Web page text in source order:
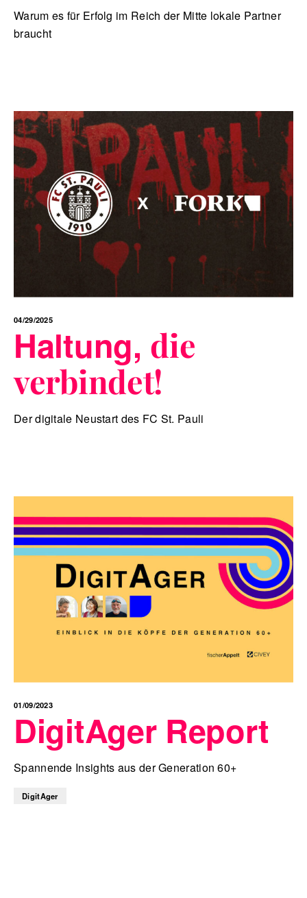
Warum es für Erfolg im Reich der Mitte lokale Partner
braucht
04/29/2025
Haltung, die
verbindet!
Der digitale Neustart des FC St. Pauli
01/09/2023
DigitAger Report
Spannende Insights aus der Generation 60+
DigitAger